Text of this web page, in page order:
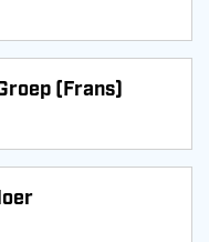
(Frans)